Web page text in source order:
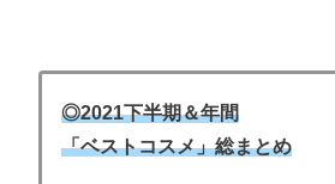
◎2021下半期＆年間
「ベストコスメ」総まとめ